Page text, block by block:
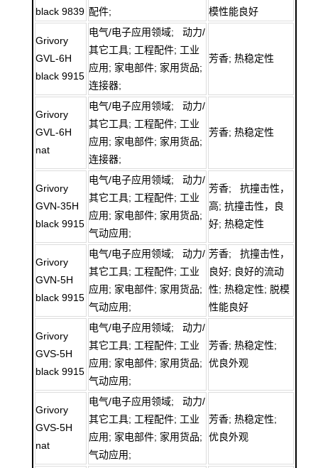
black 9839 配件;
模性能良好
Grivory
GVL-6H
black 9915
电气/电子应用领域; 动力/
其它工具; 工程配件; 工业
应用; 家电部件; 家用货品;
连接器;
芳香; 热稳定性
Grivory
GVL-6H
nat
电气/电子应用领域; 动力/
其它工具; 工程配件; 工业
应用; 家电部件; 家用货品;
连接器;
芳香; 热稳定性
Grivory
GVN-35H
black 9915
电气/电子应用领域; 动力/
其它工具; 工程配件; 工业
应用; 家电部件; 家用货品;
气动应用;
芳香; 抗撞击性，
高; 抗撞击性，良
好; 热稳定性
Grivory
GVN-5H
black 9915
电气/电子应用领域; 动力/
其它工具; 工程配件; 工业
应用; 家电部件; 家用货品;
气动应用;
芳香; 抗撞击性，
良好; 良好的流动
性; 热稳定性; 脱模
性能良好
Grivory
GVS-5H
black 9915
电气/电子应用领域; 动力/
其它工具; 工程配件; 工业
应用; 家电部件; 家用货品;
气动应用;
芳香; 热稳定性;
优良外观
Grivory
GVS-5H
nat
电气/电子应用领域; 动力/
其它工具; 工程配件; 工业
应用; 家电部件; 家用货品;
气动应用;
芳香; 热稳定性;
优良外观